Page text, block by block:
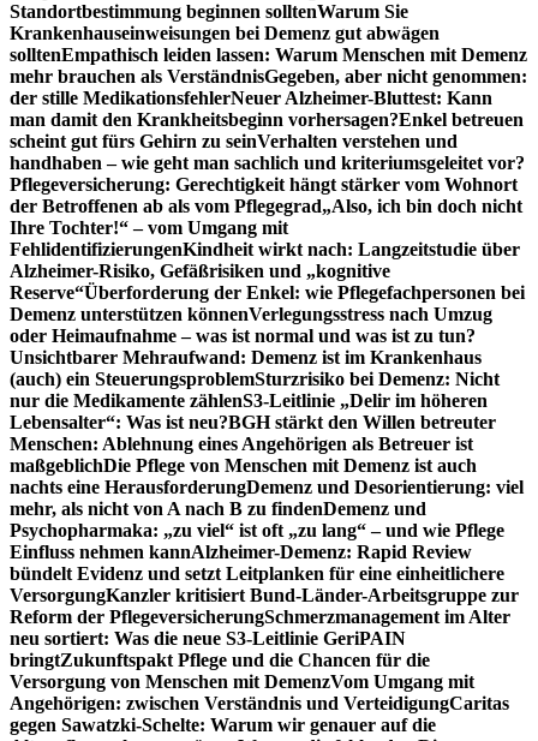
Standortbestimmung beginnen solltenWarum Sie
Krankenhauseinweisungen bei Demenz gut abwägen
solltenEmpathisch leiden lassen: Warum Menschen mit Demenz
mehr brauchen als VerständnisGegeben, aber nicht genommen:
der stille MedikationsfehlerNeuer Alzheimer-Bluttest: Kann
man damit den Krankheitsbeginn vorhersagen?Enkel betreuen
scheint gut fürs Gehirn zu seinVerhalten verstehen und
handhaben – wie geht man sachlich und kriteriumsgeleitet vor?
Pflegeversicherung: Gerechtigkeit hängt stärker vom Wohnort
der Betroffenen ab als vom Pflegegrad„Also, ich bin doch nicht
Ihre Tochter!“ – vom Umgang mit
FehlidentifizierungenKindheit wirkt nach: Langzeitstudie über
Alzheimer-Risiko, Gefäßrisiken und „kognitive
Reserve“Überforderung der Enkel: wie Pflegefachpersonen bei
Demenz unterstützen könnenVerlegungsstress nach Umzug
oder Heimaufnahme – was ist normal und was ist zu tun?
Unsichtbarer Mehraufwand: Demenz ist im Krankenhaus
(auch) ein SteuerungsproblemSturzrisiko bei Demenz: Nicht
nur die Medikamente zählenS3-Leitlinie „Delir im höheren
Lebensalter“: Was ist neu?BGH stärkt den Willen betreuter
Menschen: Ablehnung eines Angehörigen als Betreuer ist
maßgeblichDie Pflege von Menschen mit Demenz ist auch
nachts eine HerausforderungDemenz und Desorientierung: viel
mehr, als nicht von A nach B zu findenDemenz und
Psychopharmaka: „zu viel“ ist oft „zu lang“ – und wie Pflege
Einfluss nehmen kannAlzheimer-Demenz: Rapid Review
bündelt Evidenz und setzt Leitplanken für eine einheitlichere
VersorgungKanzler kritisiert Bund-Länder-Arbeitsgruppe zur
Reform der PflegeversicherungSchmerzmanagement im Alter
neu sortiert: Was die neue S3-Leitlinie GeriPAIN
bringtZukunftspakt Pflege und die Chancen für die
Versorgung von Menschen mit DemenzVom Umgang mit
Angehörigen: zwischen Verständnis und VerteidigungCaritas
gegen Sawatzki-Schelte: Warum wir genauer auf die